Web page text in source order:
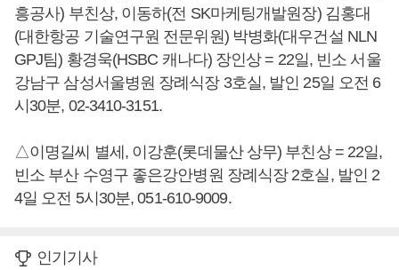
흥공사) 부친상, 이동하(전 SK마케팅개발원장) 김홍대
(대한항공 기술연구원 전문위원) 박병화(대우건설 NLN
GPJ팀) 황경욱(HSBC 캐나다) 장인상 = 22일, 빈소 서울
강남구 삼성서울병원 장례식장 3호실, 발인 25일 오전 6
시30분, 02-3410-3151.
△이명길씨 별세, 이강훈(롯데물산 상무) 부친상 = 22일,
빈소 부산 수영구 좋은강안병원 장례식장 2호실, 발인 2
4일 오전 5시30분, 051-610-9009.
인기기사